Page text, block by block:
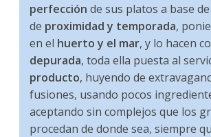
perfección de sus platos a base
de proximidad y temporada,
en el huerto y el mar, y lo hacen
depurada, toda ella puesta al
producto, huyendo de
fusiones, usando pocos
aceptando sin complejos que los
procedan de donde sea, siempre